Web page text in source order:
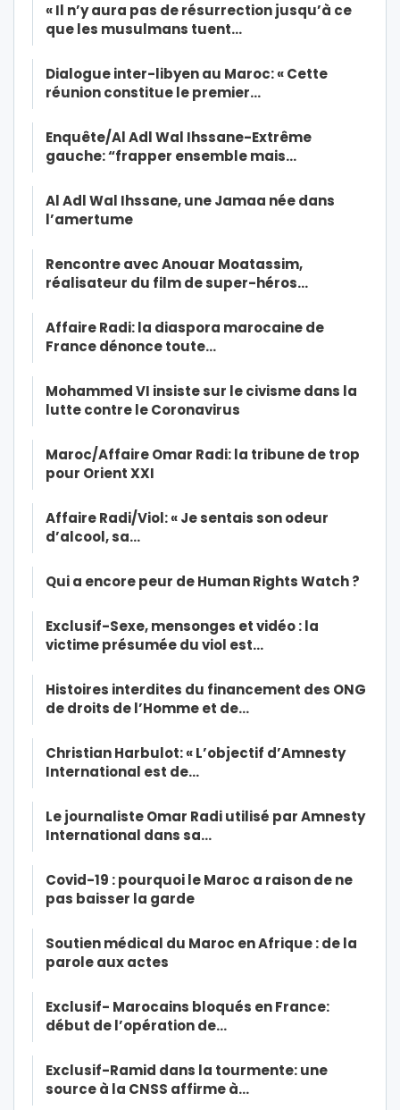
« Il n’y aura pas de résurrection jusqu’à ce
que les musulmans tuent…
Dialogue inter-libyen au Maroc: « Cette
réunion constitue le premier…
Enquête/Al Adl Wal Ihssane-Extrême
gauche: “frapper ensemble mais…
Al Adl Wal Ihssane, une Jamaa née dans
l’amertume
Rencontre avec Anouar Moatassim,
réalisateur du film de super-héros…
Affaire Radi: la diaspora marocaine de
France dénonce toute…
Mohammed VI insiste sur le civisme dans la
lutte contre le Coronavirus
Maroc/Affaire Omar Radi: la tribune de trop
pour Orient XXI
Affaire Radi/Viol: « Je sentais son odeur
d’alcool, sa…
Qui a encore peur de Human Rights Watch ?
Exclusif-Sexe, mensonges et vidéo : la
victime présumée du viol est…
Histoires interdites du financement des ONG
de droits de l’Homme et de…
Christian Harbulot: « L’objectif d’Amnesty
International est de…
Le journaliste Omar Radi utilisé par Amnesty
International dans sa…
Covid-19 : pourquoi le Maroc a raison de ne
pas baisser la garde
Soutien médical du Maroc en Afrique : de la
parole aux actes
Exclusif- Marocains bloqués en France:
début de l’opération de…
Exclusif-Ramid dans la tourmente: une
source à la CNSS affirme à…